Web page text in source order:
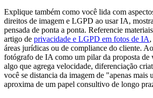
Explique também como você lida com
direitos de imagem e LGPD ao usar IA,
pensada de ponta a ponta. Referencie
artigo de privacidade e LGPD em fotos de IA
áreas jurídicas ou de compliance do cliente.
fotógrafo de IA como um pilar da proposta de
algo que agrega velocidade, diferenciação
você se distancia da imagem de "apenas mais
aproxima de um papel consultivo de longo